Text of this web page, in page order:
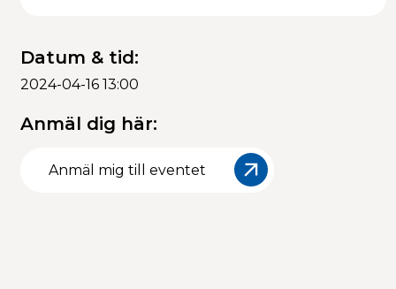
Datum & tid:
2024-04-16 13:00
Anmäl dig här:
Anmäl mig till eventet